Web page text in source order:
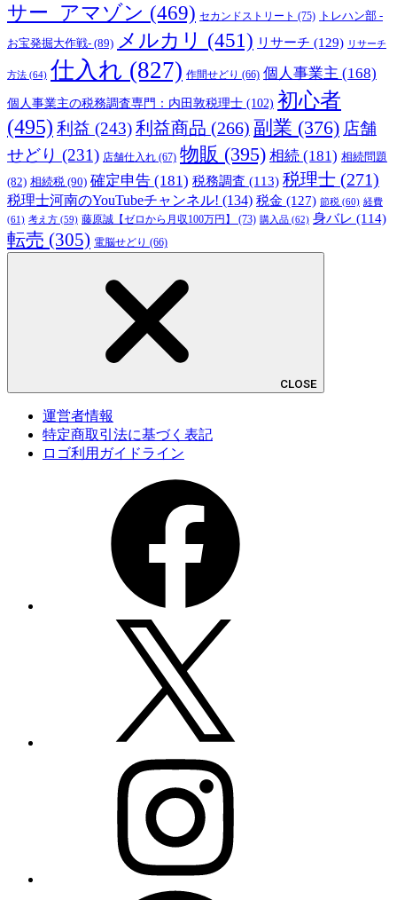
サー_アマゾン (469) セカンドストリート (75) トレハン部 -
お宝発掘大作戦- (89) メルカリ (451) リサーチ (129) リサーチ
方法 (64) 仕入れ (827) 作間せどり (66) 個人事業主 (168)
個人事業主の税務調査専門：内田敦税理士 (102) 初心者
(495) 利益 (243)利益商品 (266) 副業 (376) 店舗
せどり (231) 店舗仕入れ (67) 物販 (395) 相続 (181) 相続問題
(82) 相続税 (90) 確定申告 (181) 税務調査 (113) 税理士 (271)
税理士河南のYouTubeチャンネル! (134) 税金 (127) 節税 (60) 経費
(61) 考え方 (59) 藤原誠【ゼロから月収100万円】 (73) 購入品 (62) 身バレ (114)
転売 (305) 電脳せどり (66)
CLOSE
運営者情報
特定商取引法に基づく表記
ロゴ利用ガイドライン